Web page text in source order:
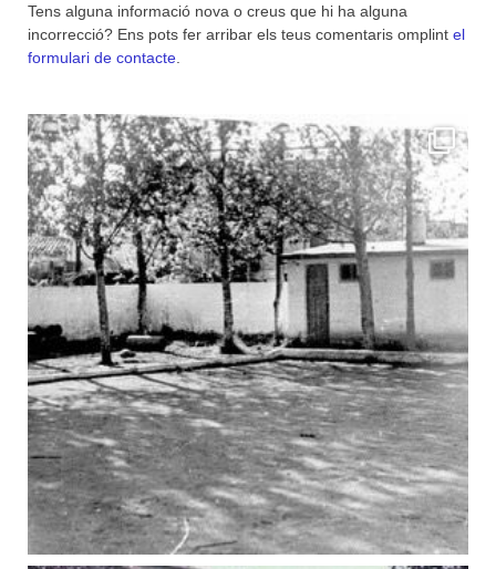
Tens alguna informació nova o creus que hi ha alguna
incorrecció? Ens pots fer arribar els teus comentaris omplint el
formulari de contacte